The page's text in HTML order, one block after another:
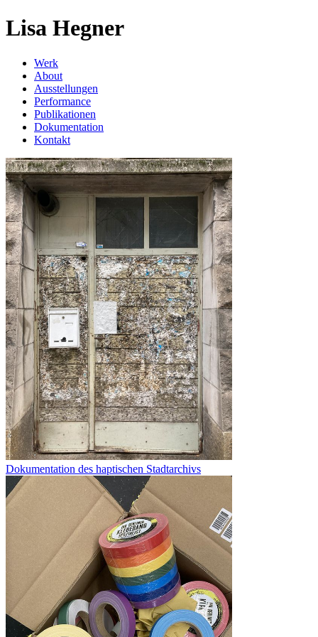
Lisa Hegner
Werk
About
Ausstellungen
Performance
Publikationen
Dokumentation
Kontakt
Dokumentation des haptischen Stadtarchivs